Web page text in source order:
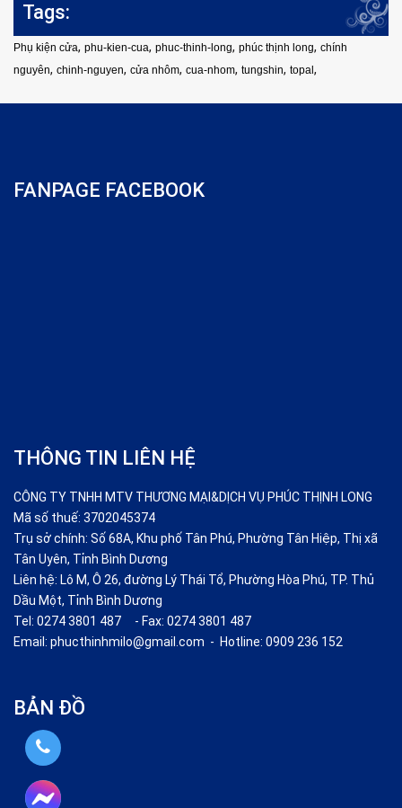
Tags:
Phụ kiện cửa, phu-kien-cua, phuc-thinh-long, phúc thịnh long, chính
nguyên, chinh-nguyen, cửa nhôm, cua-nhom, tungshin, topal ,
FANPAGE FACEBOOK
THÔNG TIN LIÊN HỆ
CÔNG TY TNHH MTV THƯƠNG MẠI&DỊCH VỤ PHÚC THỊNH LONG
Mã số thuế: 3702045374
Trụ sở chính: Số 68A, Khu phố Tân Phú, Phường Tân Hiệp, Thị xã
Tân Uyên, Tỉnh Bình Dương
Liên hệ: Lô M, Ô 26, đường Lý Thái Tổ, Phường Hòa Phú, TP. Thủ
Dầu Một, Tỉnh Bình Dương
Tel: 0274 3801 487 - Fax: 0274 3801 487
Email: phucthinhmilo@gmail.com - Hotline: 0909 236 152
BẢN ĐỒ